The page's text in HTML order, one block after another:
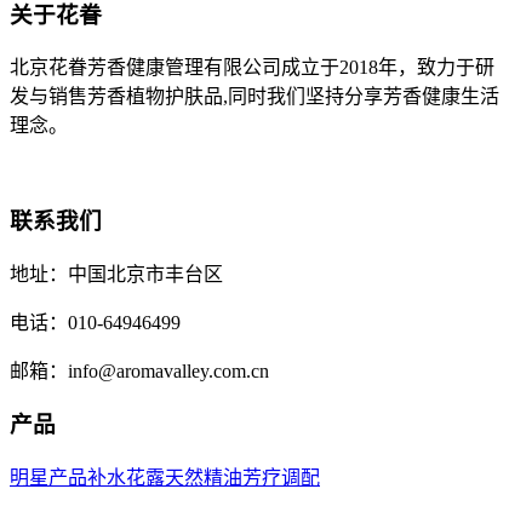
关于花眷
北京花眷芳香健康管理有限公司成立于2018年，致力于研
发与销售芳香植物护肤品,同时我们坚持分享芳香健康生活
理念。
联系我们
地址：中国北京市丰台区
电话：010-64946499
邮箱：info@aromavalley.com.cn
产品
明星产品补水花露天然精油芳疗调配